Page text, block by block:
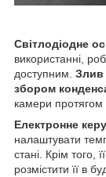
Світлодіодне
використанні,
доступним. Злив
збором
камери протягом
Електронне
налаштувати
стані. Крім того,
розмістити її в